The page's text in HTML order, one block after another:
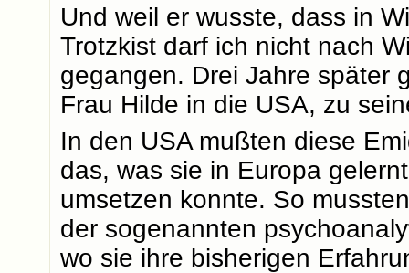
Und weil er wusste, dass in
Trotzkist darf ich nicht nach
gegangen. Drei Jahre später
Frau Hilde in die USA, zu
In den USA mußten diese
das, was sie in Europa
umsetzen konnte. So
der sogenannten
wo sie ihre bisherigen